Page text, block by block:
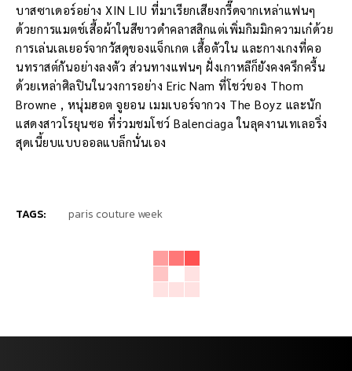
บาสซาเดอร์อย่าง XIN LIU ที่มาเรียกเสียงกรี๊ดจากเหล่าแฟนๆ
ด้วยการแมตช์เสื้อผ้าในสีขาวดำคลาสสิกแต่เพิ่มกิมมิกความเก๋ด้วย
การเล่นเลเยอร์จากวัสดุของแจ็กเกต เสื้อตัวใน และกางเกงที่คอ
นทราสต์กันอย่างลงตัว ส่วนทางแฟนๆ ฝั่งเกาหลีก็ยังคงครึกครื้น
ด้วยเหล่าศิลปินในวงการอย่าง Eric Nam ที่โชว์ของ Thom
Browne , หนุ่มฮอต จูยอน เมมเบอร์จากวง The Boyz และนัก
แสดงสาวโรยุนซอ ที่ร่วมชมโชว์ Balenciaga ในลุคงานเทเลอริ่ง
สุดเนี้ยบแบบออลแบล็กนั่นเอง
TAGS: paris couture week